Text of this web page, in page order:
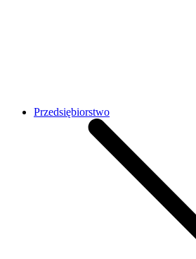
Przedsiębiorstwo